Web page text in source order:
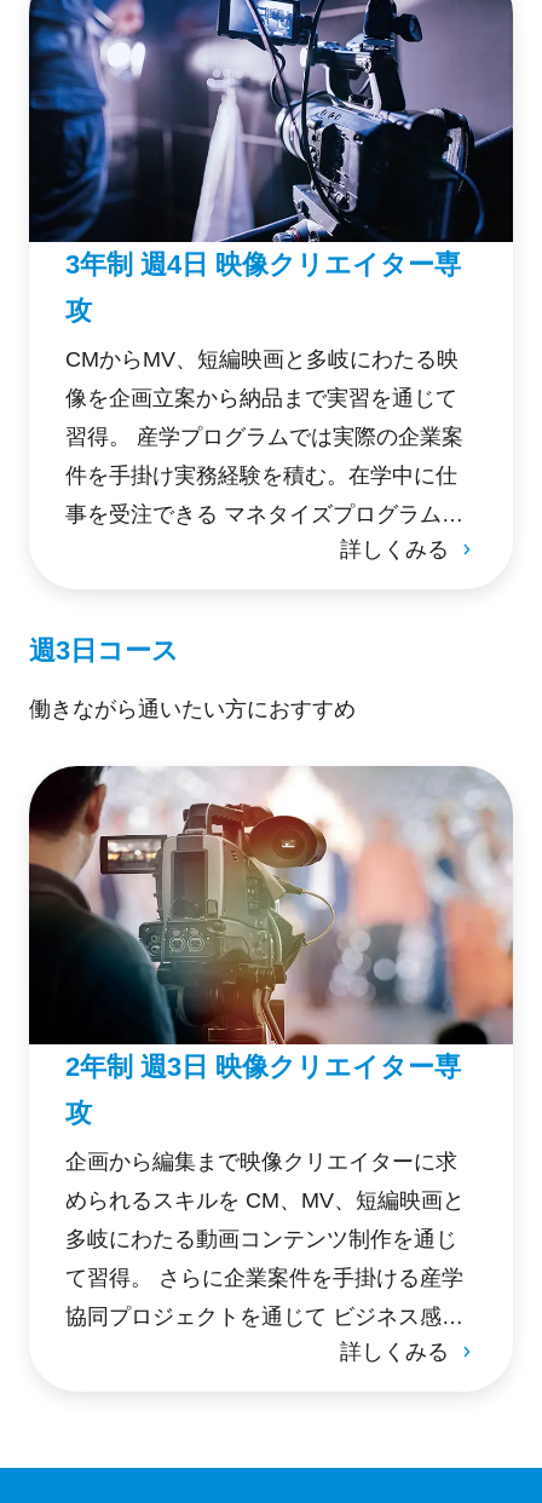
3年制 週4日 映像クリエイター専
攻
CMからMV、短編映画と多岐にわたる映
像を企画立案から納品まで実習を通じて
習得。 産学プログラムでは実際の企業案
件を手掛け実務経験を積む。在学中に仕
事を受注できる マネタイズプログラムを
導入し、卒業後すぐにフリーランスとし
詳しくみる
週3日コース
働きながら通いたい方におすすめ
2年制 週3日 映像クリエイター専
攻
企画から編集まで映像クリエイターに求
められるスキルを CM、MV、短編映画と
多岐にわたる動画コンテンツ制作を通じ
て習得。 さらに企業案件を手掛ける産学
協同プロジェクトを通じて ビジネス感覚
のあるクリエイターを目指す。詳しくみる